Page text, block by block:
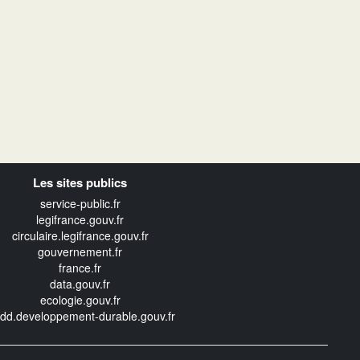
Les sites publics
service-public.fr
legifrance.gouv.fr
circulaire.legifrance.gouv.fr
gouvernement.fr
france.fr
data.gouv.fr
ecologie.gouv.fr
durable.gouv.fr